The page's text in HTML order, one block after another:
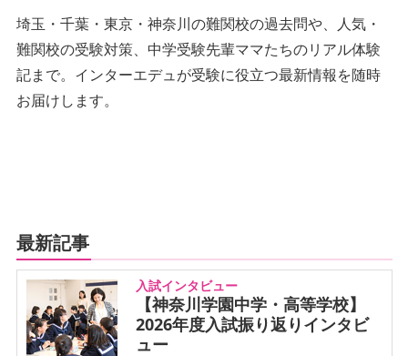
埼玉・千葉・東京・神奈川の難関校の過去問や、人気・
難関校の受験対策、中学受験先輩ママたちのリアル体験
記まで。インターエデュが受験に役立つ最新情報を随時
お届けします。
最新記事
入試インタビュー
【神奈川学園中学・高等学校】
2026年度入試振り返りインタビ
ュー